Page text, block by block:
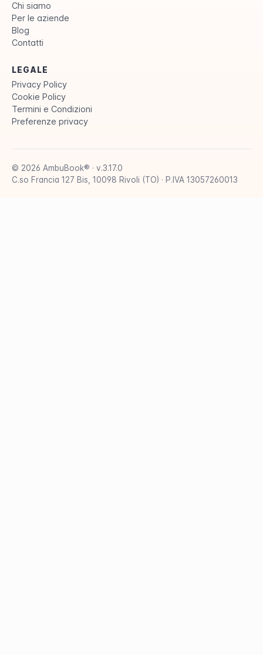
Chi siamo
Per le aziende
Blog
Contatti
LEGALE
Privacy Policy
Cookie Policy
Termini e Condizioni
Preferenze privacy
© 2026 AmbuBook® · v.3.17.0
C.so Francia 127 Bis, 10098 Rivoli (TO) · P.IVA 13057260013